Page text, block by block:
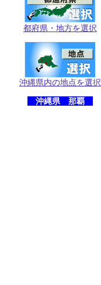
都府県・地方を選択
沖縄県内の地点を選択
沖縄県 那覇